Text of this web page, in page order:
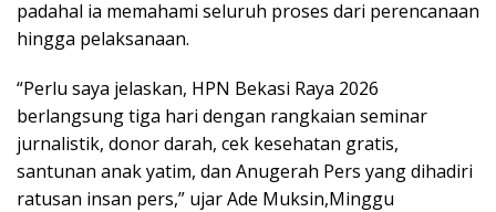
padahal ia memahami seluruh proses dari perencanaan
hingga pelaksanaan.
“Perlu saya jelaskan, HPN Bekasi Raya 2026
berlangsung tiga hari dengan rangkaian seminar
jurnalistik, donor darah, cek kesehatan gratis,
santunan anak yatim, dan Anugerah Pers yang dihadiri
ratusan insan pers,” ujar Ade Muksin,Minggu